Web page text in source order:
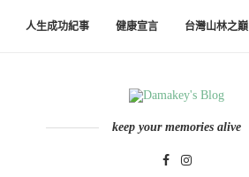
人生成功紀事 健康宣言 台灣山林之巔
keep your memories alive